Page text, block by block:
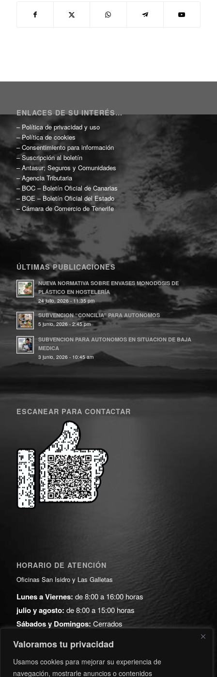
Valoramos tu privacidad
Usamos cookies para mejorar su experiencia de
navegación, mostrarle anuncios o contenidos
ENLACES DE SU INTERÉS…
– Política de privacidad y uso
– Política de cookies
–Consentimiento para información
–Suscripción al boletín
–Antasur; Seguros y Comunidades
–Agencia Tributaria
– BOC – Boletín Oficial de Canarias
– BOE – Boletín Oficial del Estado
–Cámara de Comercio de Tenerife
ÚLTIMAS PUBLICACIONES
NUEVA NORMATIVA SOBRE ENVASES MONODOSIS DE
PLÁSTICO EN HOSTELERÍA
24 julio, 2026 - 11:35 pm
SUBVENCION “CONCILIA” PARA AUTONOMOS
5 junio, 2026 - 2:45 pm
SUBVENCION PARA AUTONOMOS EN SITUACION DE BAJA
MEDICA
3 junio, 2026 - 10:45 am
ESCANEAR PARA CONTACTAR
HORARIO DE ATENCIÓN
Oficinas San Isidro y Las Galletas
Lunes a Viernes: de 8:00 a 16:00 horas
julio y agosto: de 8:00 a 15:00 horas
Sábados y Domingos: Cerrados